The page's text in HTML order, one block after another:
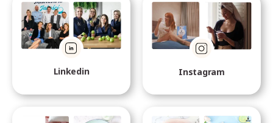
Linkedin Instagram